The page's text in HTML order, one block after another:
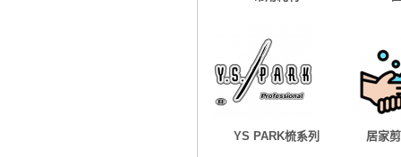
YS PARK梳系列 居家